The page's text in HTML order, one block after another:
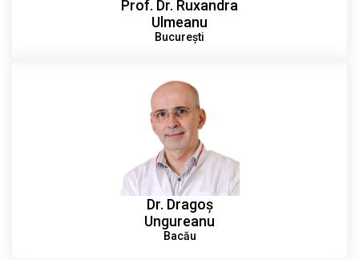
Prof. Dr. Ruxandra
Ulmeanu
București
Dr. Dragoș
Ungureanu
Bacău